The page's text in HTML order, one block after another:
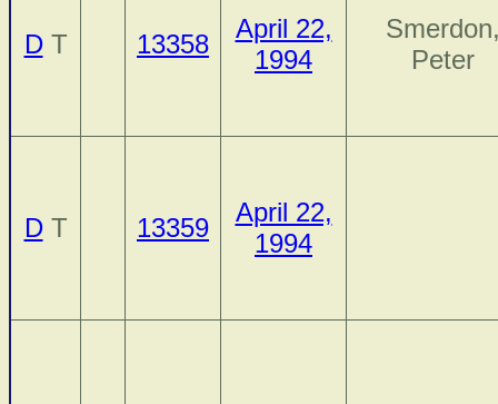
DT 13358
April 22,
1994
Peter
DT 13359
April 22,
1994